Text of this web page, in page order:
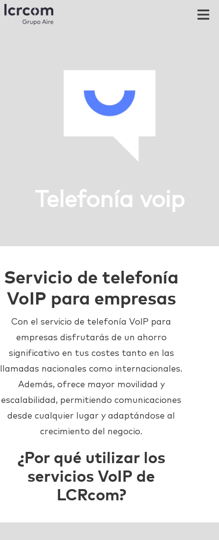
Telefonía voip
Servicio de telefonía
VoIP para empresas
Con el servicio de telefonía VoIP para
empresas disfrutarás de un ahorro
significativo en tus costes tanto en las
llamadas nacionales como internacionales.
Además, ofrece mayor movilidad y
escalabilidad, permitiendo comunicaciones
desde cualquier lugar y adaptándose al
crecimiento del negocio.
¿Por qué utilizar los
servicios VoIP de
LCRcom?